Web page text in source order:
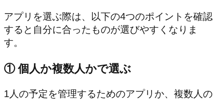
アプリを選ぶ際は、以下の4つのポイントを確認
すると自分に合ったものが選びやすくなりま
す。
① 個人か複数人かで選ぶ
1人の予定を管理するためのアプリか、複数人の